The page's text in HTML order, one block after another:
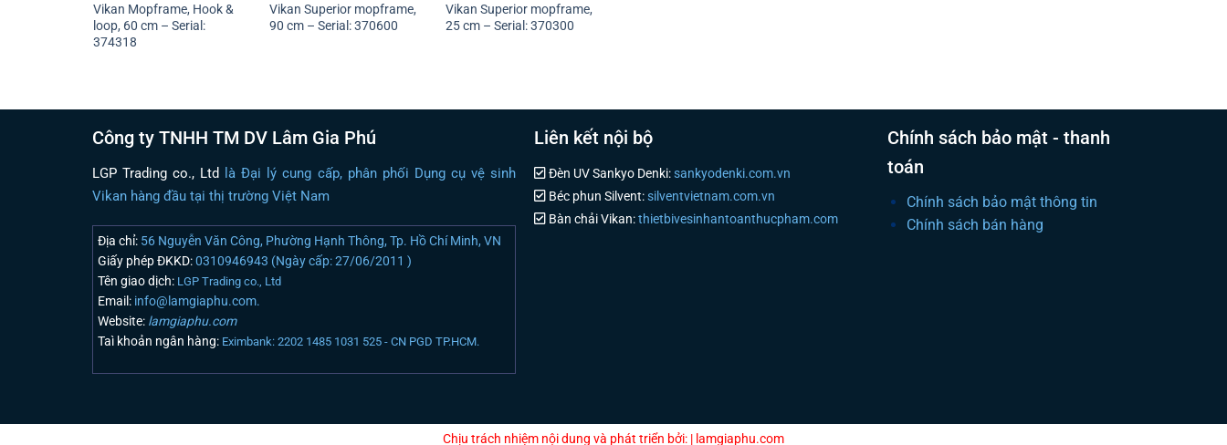
Vikan Mopframe, Hook &
loop, 60 cm – Serial:
374318
Vikan Superior mopframe,
90 cm – Serial: 370600
Vikan Superior mopframe,
25 cm – Serial: 370300
Công ty TNHH TM DV Lâm Gia Phú
LGP Trading co., Ltd là Đại lý cung cấp, phân phối Dụng cụ vệ sinh
Vikan hàng đầu tại thị trường Việt Nam
Địa chỉ:56 Nguyễn Văn Công, Phường Hạnh Thông, Tp. Hồ Chí Minh, VN
Giấy phép ĐKKD:0310946943 (Ngày cấp: 27/06/2011 )
Tên giao dịch: LGP Trading co., Ltd
Email:info@lamgiaphu.com.
Website:lamgiaphu.com
Taì khoản ngân hàng: Eximbank: 2202 1485 1031 525 - CN PGD TP.HCM.
Liên kết nội bộ
Đèn UV Sankyo Denki:sankyodenki.com.vn
Béc phun Silvent:silventvietnam.com.vn
Bàn chải Vikan:thietbivesinhantoanthucpham.com
Chính sách bảo mật - thanh
toán
Chính sách bảo mật thông tin
Chính sách bán hàng
Chịu trách nhiệm nội dung và phát triển bởi: | lamgiaphu.com